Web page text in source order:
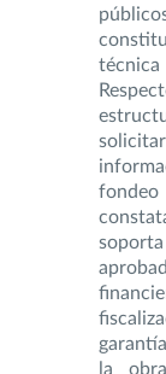
fondeo
la